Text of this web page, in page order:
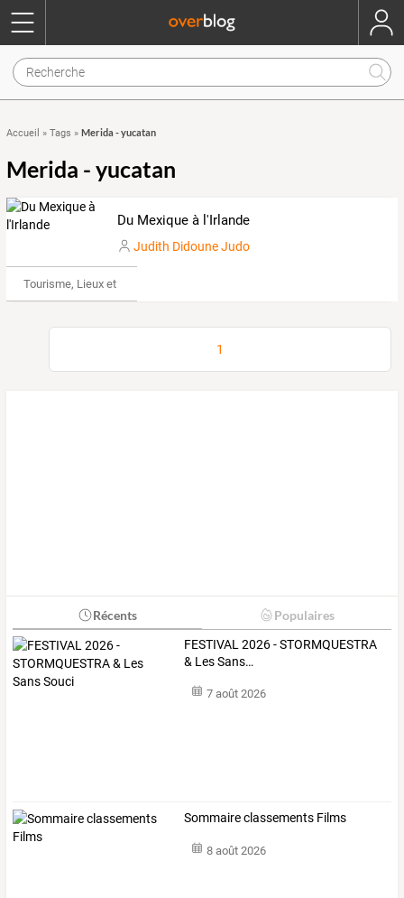
Accueil » Tags » Merida - yucatan
Merida - yucatan
Du Mexique à l'Irlande
Judith Didoune Judo
Tourisme, Lieux et Événements
1
Récents Populaires
FESTIVAL 2026-STORMQUESTRA
& LesSans…
7 août 2026
Sommaire classements Films
8 août 2026